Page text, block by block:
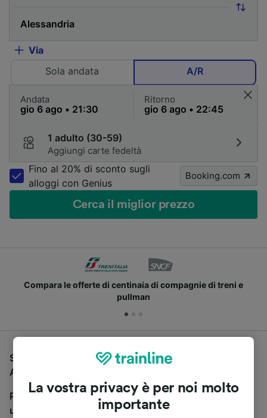
Via
Sola andata
A/R
Andata Ritorno
1 adulto (30-59)
Aggiungi carte fedeltà
Fino al 20% di sconto sugli
alloggi con Genius
Booking.com
Cerca il miglior prezzo
Compara le offerte di centinaia di compagnie di treni e
pullman
Se stai cercando un pullman per viaggiare da Lucca a
Alessandria, sei nel posto giusto.
Per trovare i biglietti dei pullman, è sufficiente avviare
una ricerca in alto, e compareremo i tempi e i costi del
La vostra privacy è per noi molto
importante